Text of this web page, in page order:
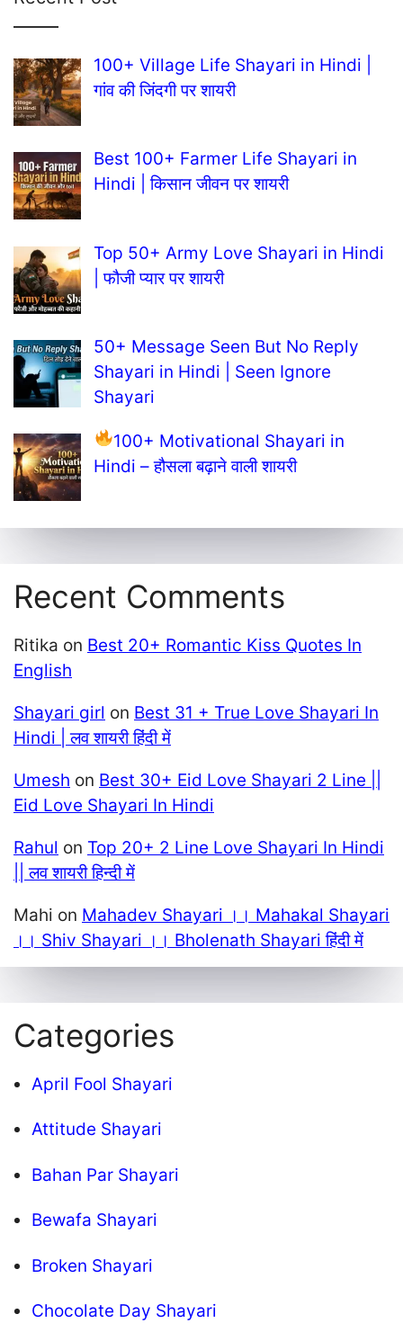
100+ Village Life Shayari in Hindi |
गांव की जिंदगी पर शायरी
Best 100+ Farmer Life Shayari in
Hindi | किसान जीवन पर शायरी
Top 50+ Army Love Shayari in Hindi
| फौजी प्यार पर शायरी
50+ Message Seen But No Reply
Shayari in Hindi | Seen Ignore
Shayari
100+ Motivational Shayari in
Hindi – हौसला बढ़ाने वाली शायरी
Recent Comments
Ritika on Best 20+ Romantic Kiss Quotes In
English
Shayari girl on Best 31 + True Love Shayari In
Hindi | लव शायरी हिंदी में
Umesh on Best 30+ Eid Love Shayari 2 Line ||
Eid Love Shayari In Hindi
Rahul on Top 20+ 2 Line Love Shayari In Hindi
|| लव शायरी हिन्दी में
Mahi on Mahadev Shayari ।। Mahakal Shayari
।। Shiv Shayari ।। Bholenath Shayari हिंदी में
Categories
April Fool Shayari
Attitude Shayari
Bahan Par Shayari
Bewafa Shayari
Broken Shayari
Chocolate Day Shayari